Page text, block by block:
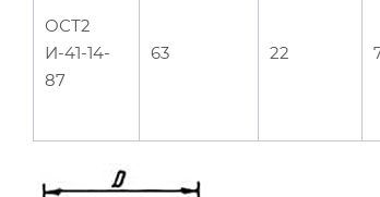
ОСТ2
И-41-14-
87
63 22